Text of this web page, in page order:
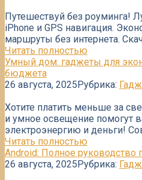
Путешествуй без роуминга!
iPhone и GPS навигация.
маршруты без интернета.
Читать полностью
Умный дом: гаджеты для
бюджета
26 августа, 2025Рубрика:
Хотите платить меньше за
и умное освещение помогут
электроэнергию и деньги!
Читать полностью
Android: Полное руководство
26 августа, 2025Рубрика: